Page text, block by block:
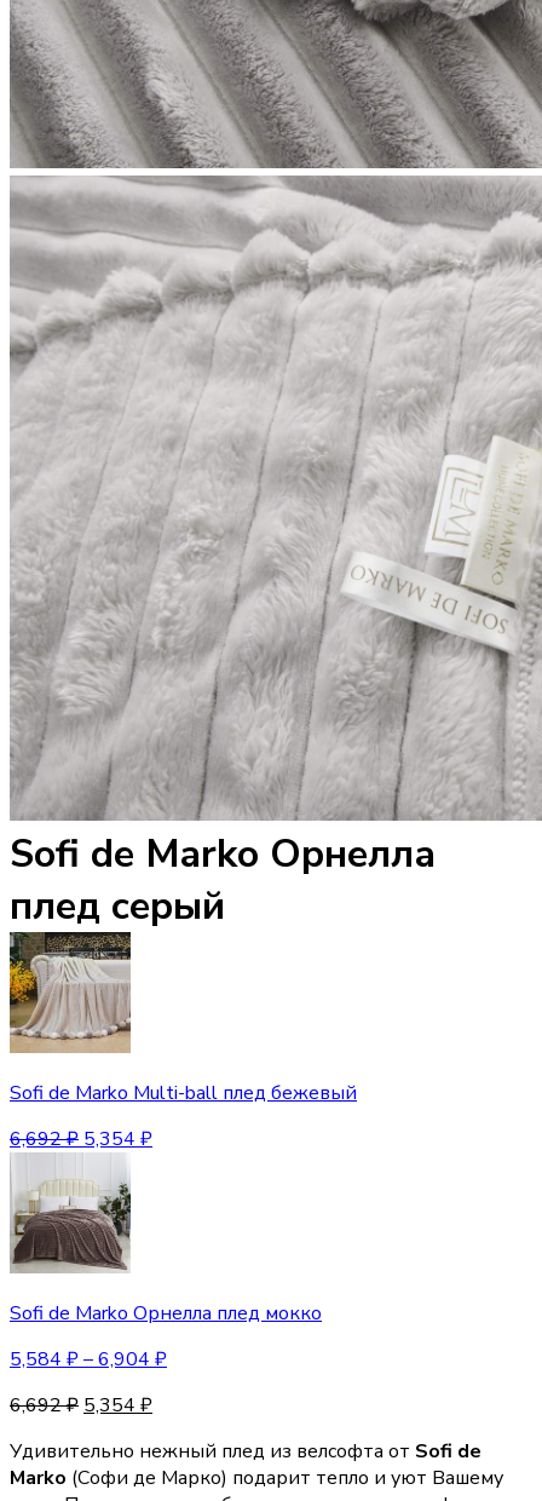
Sofi de Marko Орнелла
плед серый
Sofi de Marko Multi-ball плед бежевый
6,692₽ 5,354 ₽
Sofi de Marko Орнелла плед мокко
5,584 ₽–6,904 ₽
6,692₽ 5,354 ₽
Удивительно нежный плед из велсофта от Sofi de
Marko (Софи де Марко) подарит тепло и уют Вашему